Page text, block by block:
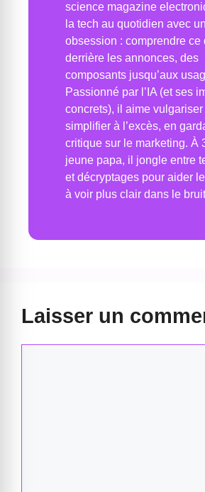
science magazine
la tech au quotidien avec
obsession : comprendre ce
derrière les annonces, des
composants jusqu’aux
Passionné par l’IA (et ses
concrets), il aime
simplifier à l’excès, en
critique sur le marketing. À
jeune papa, il jongle entre
et décryptages pour aider
à voir plus clair dans le bruit
Laisser un